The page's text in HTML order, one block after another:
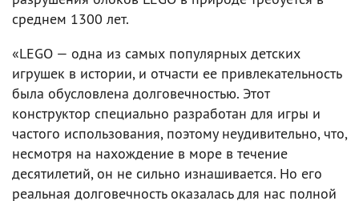
среднем 1300 лет.
«LEGO — одна из самых популярных детских
игрушек в истории, и отчасти ее привлекательность
была обусловлена долговечностью. Этот
конструктор специально разработан для игры и
частого использования, поэтому неудивительно, что,
несмотря на нахождение в море в течение
десятилетий, он не сильно изнашивается. Но его
реальная долговечность оказалась для нас полной